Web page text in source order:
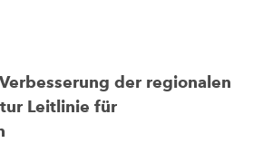
Verbesserung der regionalen
Leitlinie für